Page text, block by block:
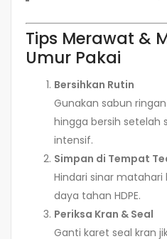
Tips Merawat &
Umur Pakai
Bersihkan Rutin
Gunakan sabun
hingga bersih setelah
intensif.
Simpan di Tempat
Hindari sinar
daya tahan HDPE.
Periksa Kran & Seal
Ganti karet seal kran